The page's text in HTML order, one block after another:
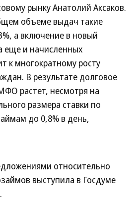
рынку Анатолий Аксаков.
объеме выдач такие
а включение в новый
еще и начисленных
к многократному росту
В результате долговое
растет, несмотря на
размера ставки по
до 0,8% в день,
относительно
выступила в Госдуме